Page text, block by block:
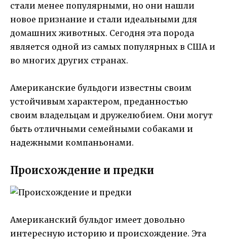
стали менее популярными, но они нашли
новое признание и стали идеальными для
домашних животных. Сегодня эта порода
является одной из самых популярных в США и
во многих других странах.
Американские бульдоги известны своим
устойчивым характером, преданностью
своим владельцам и дружелюбием. Они могут
быть отличными семейными собаками и
надежными компаньонами.
Происхождение и предки
Американский бульдог имеет довольно
интересную историю и происхождение. Эта